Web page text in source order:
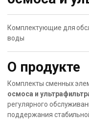
Комплектующие для
воды
О продукте
Комплекты сменных
осмоса и
регулярного
поддержания